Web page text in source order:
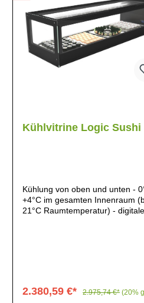
Kühlvitrine Logic Sushi
Kühlung von oben und unten -
+4°C im gesamten Innenraum
21°C Raumtemperatur) - digitale
aus gehärtetem Glas - äußerst
2.380,59 €* 2.975,74 €* (20%